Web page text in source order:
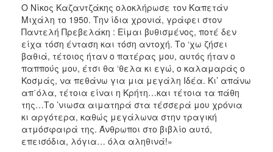
Ο Νίκος Καζαντζάκης ολοκλήρωσε τον Καπετάν
Μιχάλη το 1950. Την ίδια χρονιά, γράφει στον
Παντελή Πρεβελάκη : Είμαι βυθισμένος, ποτέ δεν
είχα τόση ένταση και τόση αντοχή. Το ‘χω ζήσει
βαθιά, τέτοιος ήταν ο πατέρας μου, αυτός ήταν ο
παππούς μου, έτσι θα ‘θελα κι εγώ, ο καλαμαράς ο
Κοσμάς, να πεθάνω για μια μεγάλη Ιδέα. Κι’ απάνω
απ΄όλα, τέτοια είναι η Κρήτη…και τέτοια τα πάθη
της…Το ’νιωσα αιματηρά στα τέσσερά μου χρόνια
κι αργότερα, καθώς μεγάλωνα στην τραγική
ατμόσφαιρά της. Άνθρωποι στο βιβλίο αυτό,
επεισόδια, λόγια… όλα αληθινά!»